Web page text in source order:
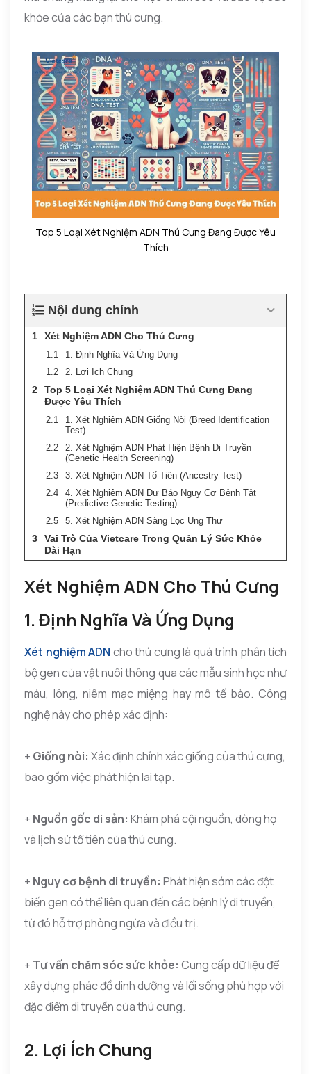
khỏe của các bạn thú cưng.
Top 5 Loại Xét Nghiệm ADN Thú Cưng Đang Được Yêu
Thích
Nội dung chính
Xét Nghiệm ADN Cho Thú Cưng
1. Định Nghĩa Và Ứng Dụng
2. Lợi Ích Chung
Top 5 Loại Xét Nghiệm ADN Thú Cưng Đang
Được Yêu Thích
1. Xét Nghiệm ADN Giống Nòi (Breed Identification
Test)
2. Xét Nghiệm ADN Phát Hiện Bệnh Di Truyền
(Genetic Health Screening)
3. Xét Nghiệm ADN Tổ Tiên (Ancestry Test)
4. Xét Nghiệm ADN Dự Báo Nguy Cơ Bệnh Tật
(Predictive Genetic Testing)
5. Xét Nghiệm ADN Sàng Lọc Ung Thư
Vai Trò Của Vietcare Trong Quản Lý Sức Khỏe
Dài Hạn
Xét Nghiệm ADN Cho Thú Cưng
1. Định Nghĩa Và Ứng Dụng
Xét nghiệm ADN cho thú cưng là quá trình phân tích
bộ gen của vật nuôi thông qua các mẫu sinh học như
máu, lông, niêm mạc miệng hay mô tế bào. Công
nghệ này cho phép xác định:
+ Giống nòi: Xác định chính xác giống của thú cưng,
bao gồm việc phát hiện lai tạp.
+ Nguồn gốc di sản: Khám phá cội nguồn, dòng họ
và lịch sử tổ tiên của thú cưng.
+ Nguy cơ bệnh di truyền: Phát hiện sớm các đột
biến gen có thể liên quan đến các bệnh lý di truyền,
từ đó hỗ trợ phòng ngừa và điều trị.
+ Tư vấn chăm sóc sức khỏe: Cung cấp dữ liệu để
xây dựng phác đồ dinh dưỡng và lối sống phù hợp với
đặc điểm di truyền của thú cưng.
2. Lợi Ích Chung